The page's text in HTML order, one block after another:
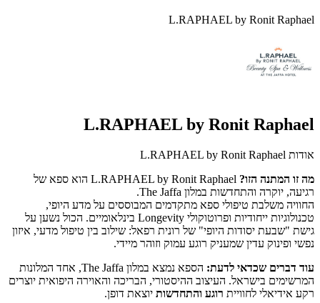
L.RAPHAEL by Ronit Raphael
L.RAPHAEL by Ronit Raphael
אודות L.RAPHAEL by Ronit Raphael
מה זו המתנה הזו?
L.RAPHAEL by Ronit Raphael הוא ספא של
רגיעה, יוקרה והתחדשות במלון The Jaffa.
החוויה משלבת טיפולי ספא מתקדמים המבוססים על מדע היופי,
טכנולוגיות ייחודיות ופרוטוקולי Longevity בינלאומיים. הכול נשען על
גישת "שבעת יסודות היופי" של רונית רפאל: שילוב בין טיפול מדעי, איזון
נפשי ופינוק עדין שמעניק רוגע עמוק וזוהר מיידי.
עוד דברים שכדאי לדעת:
הספא נמצא במלון The Jaffa, אחד המלונות
המרשימים בישראל. העיצוב ההיסטורי, הבריכה והאוירה היפואית יוצרים
רקע אידיאלי לחוויית רוגע והתחדשות יוצאת דופן.